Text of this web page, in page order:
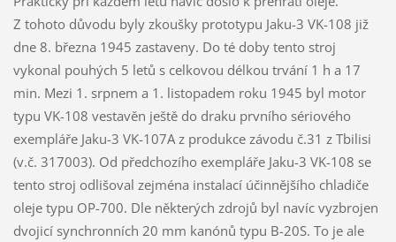
Z tohoto důvodu byly zkoušky prototypu Jaku-3 VK-108 již
dne 8. března 1945 zastaveny. Do té doby tento stroj
vykonal pouhých 5 letů s celkovou délkou trvání 1 h a 17
min. Mezi 1. srpnem a 1. listopadem roku 1945 byl motor
typu VK-108 vestavěn ještě do draku prvního sériového
exempláře Jaku-3 VK-107A z produkce závodu č.31 z Tbilisi
(v.č. 317003). Od předchozího exempláře Jaku-3 VK-108 se
tento stroj odlišoval zejména instalací účinnějšího chladiče
oleje typu OP-700. Dle některých zdrojů byl navíc vyzbrojen
dvojicí synchronních 20 mm kanónů typu B-20S. To je ale